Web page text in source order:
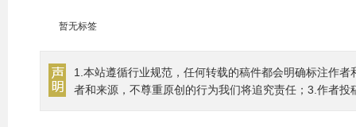
暂无标签
1.本站遵循行业规范，任何转载的稿件都会明确标注作
者和来源，不尊重原创的行为我们将追究责任；3.作者